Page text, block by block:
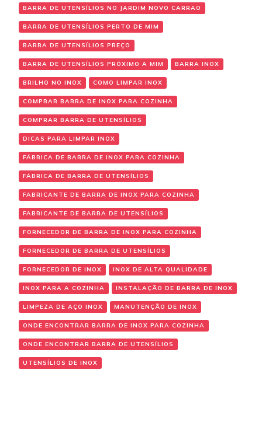
BARRA DE UTENSÍLIOS NO JARDIM NOVO CARRAO
BARRA DE UTENSÍLIOS PERTO DE MIM
BARRA DE UTENSÍLIOS PREÇO
BARRA DE UTENSÍLIOS PRÓXIMO A MIM BARRA INOX
BRILHO NO INOX COMO LIMPAR INOX
COMPRAR BARRA DE INOX PARA COZINHA
COMPRAR BARRA DE UTENSÍLIOS
DICAS PARA LIMPAR INOX
FÁBRICA DE BARRA DE INOX PARA COZINHA
FÁBRICA DE BARRA DE UTENSÍLIOS
FABRICANTE DE BARRA DE INOX PARA COZINHA
FABRICANTE DE BARRA DE UTENSÍLIOS
FORNECEDOR DE BARRA DE INOX PARA COZINHA
FORNECEDOR DE BARRA DE UTENSÍLIOS
FORNECEDOR DE INOX INOX DE ALTA QUALIDADE
INOX PARA A COZINHA INSTALAÇÃO DE BARRA DE INOX
LIMPEZA DE AÇO INOX MANUTENÇÃO DE INOX
ONDE ENCONTRAR BARRA DE INOX PARA COZINHA
ONDE ENCONTRAR BARRA DE UTENSÍLIOS
UTENSÍLIOS DE INOX